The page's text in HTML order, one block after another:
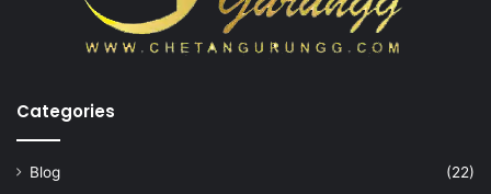
Categories
Blog
(22)